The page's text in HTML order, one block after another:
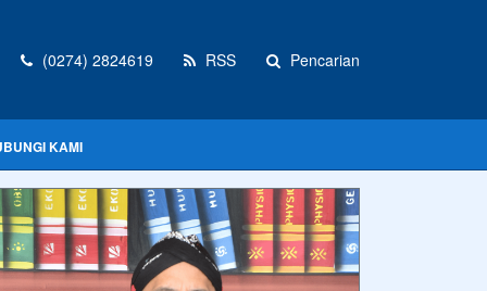
(0274) 2824619 RSS Pencarian
KAMI